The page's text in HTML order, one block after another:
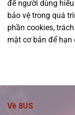
để người dùng
bảo vệ trong quá
phần cookies,
mật cơ bản để hạn
Về 8US